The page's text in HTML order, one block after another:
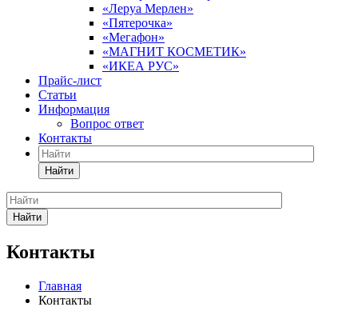
«Леруа Мерлен»
«Пятерочка»
«Мегафон»
«МАГНИТ КОСМЕТИК»
«ИКЕА РУС»
Прайс-лист
Статьи
Информация
Вопрос ответ
Контакты
Найти
Найти
Контакты
Главная
Контакты